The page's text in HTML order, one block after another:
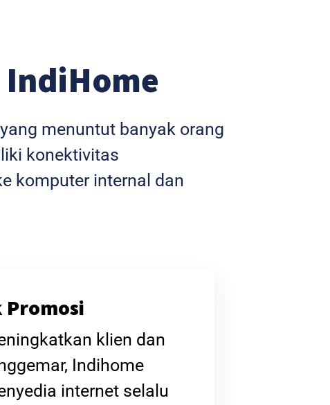
menuntut banyak orang
konektivitas
komputer internal dan
Promosi
klien dan
Indihome
internet selalu